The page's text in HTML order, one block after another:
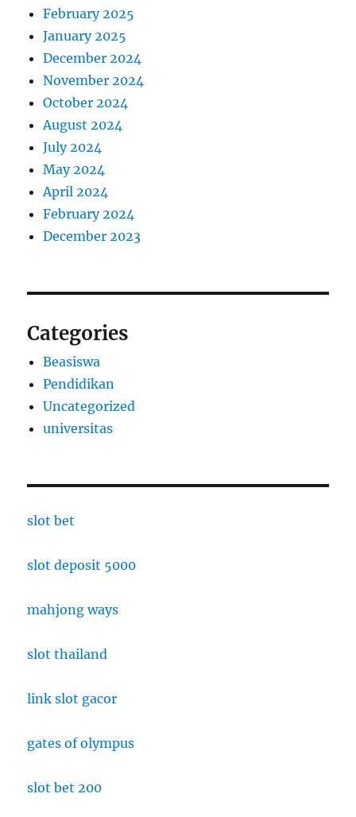
February 2025
January 2025
December 2024
November 2024
October 2024
August 2024
July 2024
May 2024
April 2024
February 2024
December 2023
Categories
Beasiswa
Pendidikan
Uncategorized
universitas
slot bet
slot deposit 5000
mahjong ways
slot thailand
link slot gacor
gates of olympus
slot bet 200